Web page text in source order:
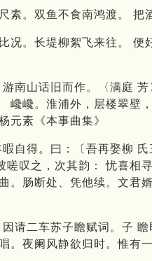
。双鱼不食南鸿渡。
。长堤柳絮飞来往。
南山话旧而作。〈满庭
巉巉。淮浦外，层楼翠
元素《本事曲集》
自得。曰：〔吾再娶柳
叹之，次其韵： 忧喜
肠断处、凭他续。文君
请二车苏子瞻赋词。子
夜阑风静欲归时。惟有